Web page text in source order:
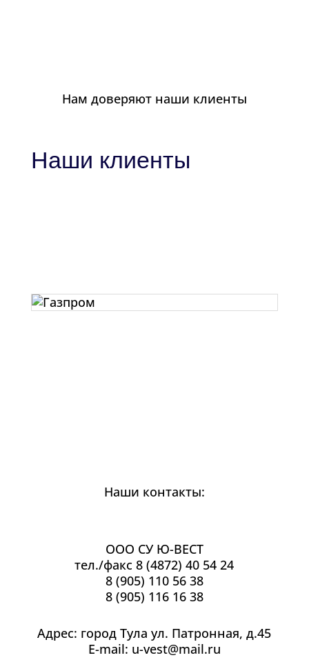
Нам доверяют наши клиенты
Наши клиенты
Наши контакты:
ООО СУ Ю-ВЕСТ
тел./факс 8 (4872) 40 54 24
8 (905) 110 56 38
8 (905) 116 16 38
Адрес: город Тула ул. Патронная, д.45
E-mail: u-vest@mail.ru